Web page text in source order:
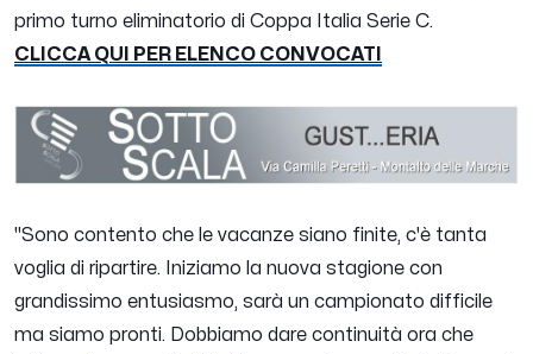
primo turno eliminatorio di Coppa Italia Serie C.
CLICCA QUI PER ELENCO CONVOCATI
"Sono contento che le vacanze siano finite, c'è tanta
voglia di ripartire. Iniziamo la nuova stagione con
grandissimo entusiasmo, sarà un campionato difficile
ma siamo pronti. Dobbiamo dare continuità ora che